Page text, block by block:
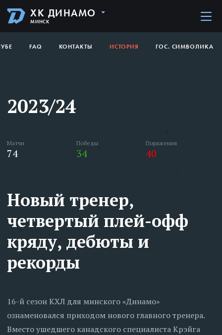
ХК ДИНАМО
МИНСК
FAQ КОНТАКТЫ ИСТОРИЯ ГОС. СИМВОЛИКА
2023/24
Матчи
74
Победы
34
Поражения
40
Новый тренер,
четвертый плей-офф
кряду, дебюты и
рекорды
16-й сезон КХЛ для минского «Динамо»
ознаменовался приходом нового главного тренера.
Вместо ушедшего канадского специалиста Крэйга